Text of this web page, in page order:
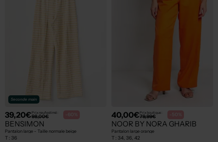
Seconde main
39,20€Prix neuf estimé :
98,00€ -60%
BENSIMON
Pantalon large - Taille normale beige
T : 36
40,00€Prix boutique :
79,99€ -50%
NOOR BY NORA GHARIB
Pantalon large orange
T : 34, 36, 42